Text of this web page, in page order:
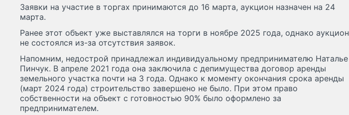
Заявки на участие в торгах принимаются до 16 марта, аукцион назначен на 24
марта.
Ранее этот объект уже выставлялся на торги в ноябре 2025 года, однако аукцион
не состоялся из-за отсутствия заявок.
Напомним, недострой принадлежал индивидуальному предпринимателю Наталье
Пинчук. В апреле 2021 года она заключила с депимущества договор аренды
земельного участка почти на 3 года. Однако к моменту окончания срока аренды
(март 2024 года) строительство завершено не было. При этом право
собственности на объект с готовностью 90% было оформлено за
предпринимателем.